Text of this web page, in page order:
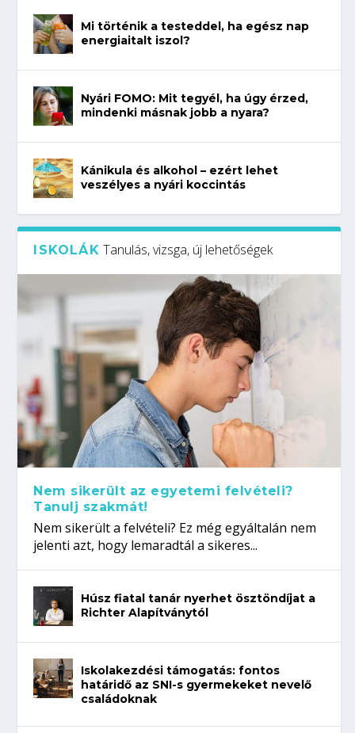
Mi történik a testeddel, ha egész nap
energiaitalt iszol?
Nyári FOMO: Mit tegyél, ha úgy érzed,
mindenki másnak jobb a nyara?
Kánikula és alkohol – ezért lehet
veszélyes a nyári koccintás
ISKOLÁK Tanulás, vizsga, új lehetőségek
Nem sikerült az egyetemi felvételi?
Tanulj szakmát!
Nem sikerült a felvételi? Ez még egyáltalán nem
jelenti azt, hogy lemaradtál a sikeres...
Húsz fiatal tanár nyerhet ösztöndíjat a
Richter Alapítványtól
Iskolakezdési támogatás: fontos
határidő az SNI-s gyermekeket nevelő
családoknak